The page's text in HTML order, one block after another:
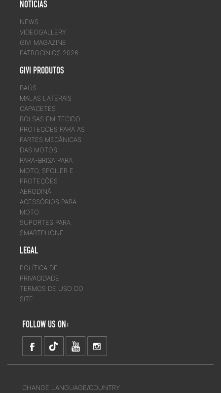
NOTICIAS
NEWS
VIDEOGALLERY
GIVI MAGAZINE
PATROCÍNIOS 2026
GIVI PRODUTOS
BAÚS
MALAS LATERAIS
CAPACETES
BOLSAS EM TECIDO
PROTEÇÕES PARA AS
PARTES MECÂNICAS
DAS MOTOS
PARA-BRISA PARA
MOTO, SPOILER E
PROTEÇÕES
AERODINÂ
ACESSÓRIOS PARA
MOTO
SUPORTES PARA
SMARTPHONE
LEGAL
POLÍTICA DE
PRIVACIDADE
TERMOS DE USO DO
SITE
FOLLOW US ON:
CHANGE LANGUAGE/COUNTRY